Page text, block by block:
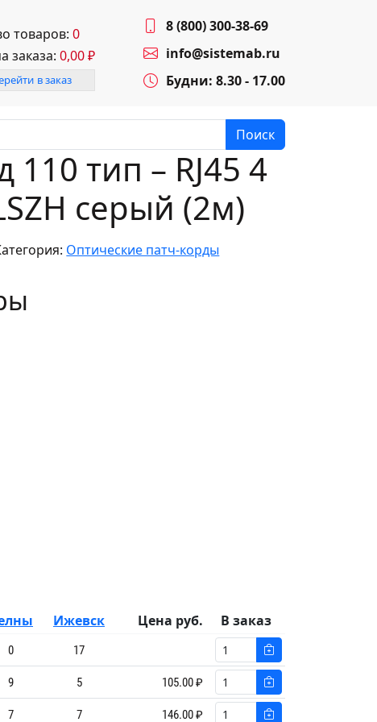
товаров: 0
заказа: 0,00₽
в заказ
8 (800) 300-38-69
info@sistemab.ru
Будни: 8.30 - 17.00
Поиск
110 тип – RJ45 4
серый (2м)
Оптические патч-корды
Ижевск Цена руб. В заказ
0 17
9 5 105.00 ₽
7 7 146.00 ₽